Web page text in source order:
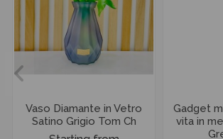
Vaso Diamante in Vetro
Satino Grigio Tom Ch
Gadget
vita in